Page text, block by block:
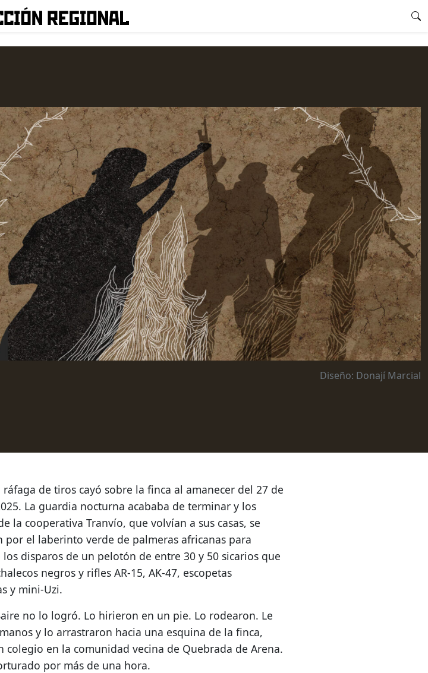
Diseño: Donají Marcial
ráfaga de tiros cayó sobre la finca al amanecer del 27 de
La guardia nocturna acababa de terminar y los
la cooperativa Tranvío, que volvían a sus casas, se
por el laberinto verde de palmeras africanas para
los disparos de un pelotón de entre 30 y 50 sicarios que
negros y rifles AR-15, AK-47, escopetas
y mini-Uzi.
no lo logró. Lo hirieron en un pie. Lo rodearon. Le
y lo arrastraron hacia una esquina de la finca,
colegio en la comunidad vecina de Quebrada de Arena.
por más de una hora.